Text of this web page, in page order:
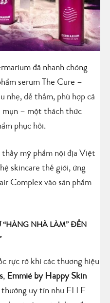
đã nhanh chóng
serum The Cure –
nhẹ, dễ thấm, phù hợp cả
mụn – một thách thức
phục hồi.
thấy mỹ phẩm nội địa Việt
skincare thế giới, ứng
Complex vào sản phẩm
NHÀ LÀM” ĐẾN
rực rỡ khi các thương hiệu
, Emmié by Happy Skin
uy tín như ELLE